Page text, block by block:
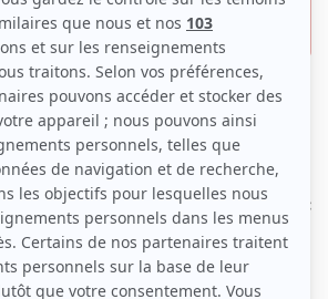
Festival
2025 | Photo : Lena Trottein |
original
Ayra Starr a incarné avec
principal de la soirée
juillet au Festival international de
Accompagnée de ses danseurs, et